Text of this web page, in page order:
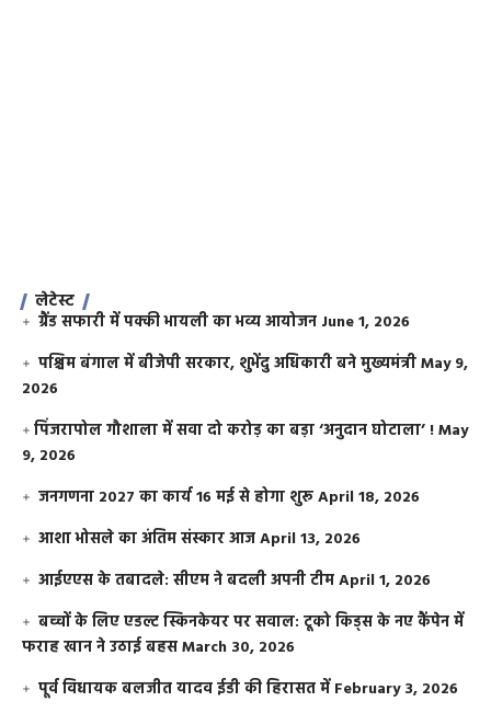
लेटेस्ट
ग्रैंड सफारी में पक्की भायली का भव्य आयोजन June 1, 2026
पश्चिम बंगाल में बीजेपी सरकार, शुभेंदु अधिकारी बने मुख्यमंत्रीMay 9,
2026
​पिंजरापोल गौशाला में सवा दो करोड़ का बड़ा ‘अनुदान घोटाला’ !May
9, 2026
जनगणना 2027 का कार्य 16 मई से होगा शुरूApril 18, 2026
आशा भोसले का अंतिम संस्कार आजApril 13, 2026
आईएएस के तबादले: सीएम ने बदली अपनी टीमApril 1, 2026
बच्चों के लिए एडल्ट स्किनकेयर पर सवाल: टूको किड्स के नए कैंपेन में
फराह खान ने उठाई बहसMarch 30, 2026
पूर्व विधायक बलजीत यादव ईडी की हिरासत में February 3, 2026